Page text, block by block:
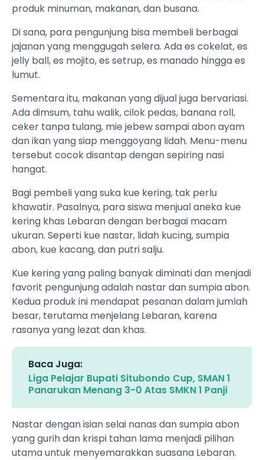
produk minuman, makanan, dan busana.
Di sana, para pengunjung bisa membeli berbagai
jajanan yang menggugah selera. Ada es cokelat, es
jelly ball, es mojito, es setrup, es manado hingga es
lumut.
Sementara itu, makanan yang dijual juga bervariasi.
Ada dimsum, tahu walik, cilok pedas, banana roll,
ceker tanpa tulang, mie jebew sampai abon ayam
dan ikan yang siap menggoyang lidah. Menu-menu
tersebut cocok disantap dengan sepiring nasi
hangat.
Bagi pembeli yang suka kue kering, tak perlu
khawatir. Pasalnya, para siswa menjual aneka kue
kering khas Lebaran dengan berbagai macam
ukuran. Seperti kue nastar, lidah kucing, sumpia
abon, kue kacang, dan putri salju.
Kue kering yang paling banyak diminati dan menjadi
favorit pengunjung adalah nastar dan sumpia abon.
Kedua produk ini mendapat pesanan dalam jumlah
besar, terutama menjelang Lebaran, karena
rasanya yang lezat dan khas.
Baca Juga:
Liga Pelajar Bupati Situbondo Cup, SMAN 1
Panarukan Menang 3-0 Atas SMKN 1 Panji
Nastar dengan isian selai nanas dan sumpia abon
yang gurih dan krispi tahan lama menjadi pilihan
utama untuk menyemarakkan suasana Lebaran.